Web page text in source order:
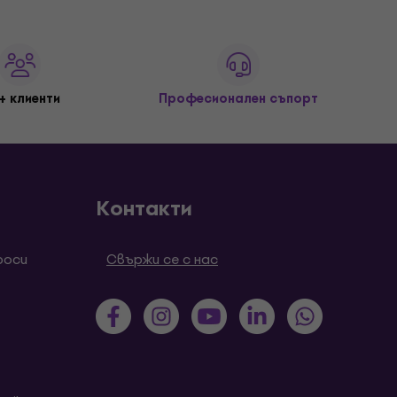
клиенти Професионален съпорт
Контакти
Свържи се с нас